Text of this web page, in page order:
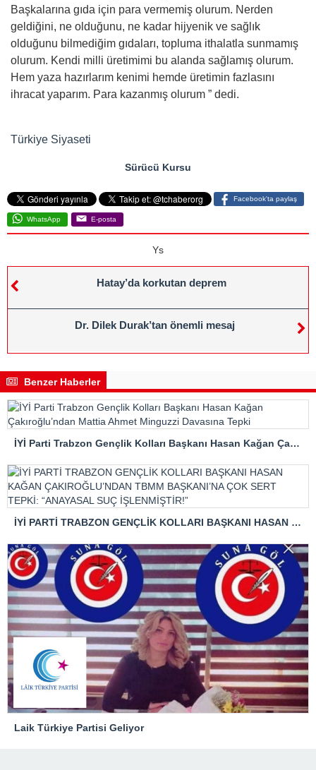
Başkalarına gıda için para vermemiş olurum. Nerden
geldiğini, ne olduğunu, ne kadar hijyenik ve sağlık
olduğunu bilmediğim gıdaları, topluma ithalatla sunmamış
olurum. Kendi milli üretimimi bu alanda sağlamış olurum.
Hem yaza hazırlarım kenimi hemde üretimin fazlasını
ihracat yaparım. Para kazanmış olurum ” dedi.
Türkiye Siyaseti
Sürücü Kursu
Facebook'ta paylaş
WhatsApp E-posta
Ys
Hatay’da korkutan deprem
Dr. Dilek Durak’tan önemli mesaj
Benzer Haberler
İYİ Parti Trabzon Gençlik Kolları Başkanı Hasan Kağan Çakıroğlu’ndan Mattia Ahmet Minguzzi Davasına Tepki
İYİ PARTİ TRABZON GENÇLİK KOLLARI BAŞKANI HASAN KAĞAN ÇAKIROĞLU’NDAN TBMM BAŞKANI’NA ÇOK SERT TEPKİ: “ANAYASAL SUÇ İŞLENMİŞTİR!”
Laik Türkiye Partisi Geliyor